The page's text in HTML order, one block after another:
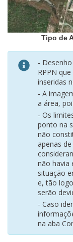
Relevo
(IBGE)
Tipo de
-
RPPN
inseridas
- A
a área,
- Os
ponto na
não
apenas
não havia
situação
e, tão
serão
- Caso
na aba